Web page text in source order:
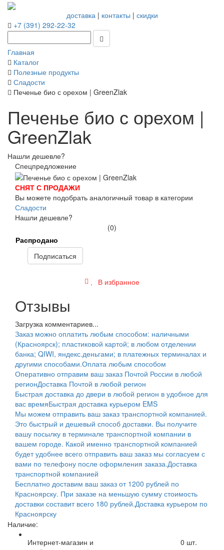
доставка| контакты | скидки
+7 (391) 292-22-32
Главная
Каталог
Полезные продукты
Сладости
Печенье био с орехом | GreenZlak
Печенье био с орехом |
GreenZlak
Нашли дешевле?
Спецпредложение
СНЯТ С ПРОДАЖИ
Вы можете подобрать аналогичный товар в категории
Сладости
Нашли дешевле?
(0)
Распродано
Подписаться
В избранное
Отзывы
Загрузка комментариев...
Заказ можно оплатить любым способом: наличными
(Красноярск); пластиковой картой; в любом отделении
банка; QIWI, яндекс.деньгами; в платежных терминалах и
другими способами.Оплата любым способом
Оперативно отправим ваш заказ Почтой России в любой
регионДоставка Почтой в любой регион
Быстрая доставка до двери в любой регион в удобное для
вас времяБыстрая доставка курьером EMS
Мы можем отправить ваш заказ транспортной компанией.
Это быстрый и дешевый способ доставки. Вы получите
вашу посылку в терминале транспортной компании в
вашем городе. Какой именно транспортной компанией
будет удобнее всего отправить ваш заказ мы согласуем с
вами по телефону после оформления заказа.Доставка
транспортной компанией
Бесплатно доставим ваш заказ от 1200 рублей по
Красноярску. При заказе на меньшую сумму стоимость
доставки составит всего 180 рублей.Доставка курьером по
Красноярску
Наличие:
Интернет-магазин и
0 шт.